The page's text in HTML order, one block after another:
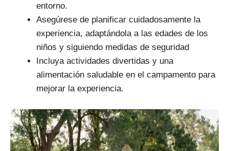
entorno.
Asegúrese de planificar cuidadosamente la
experiencia, adaptándola a las edades de los
niños y siguiendo medidas de seguridad
Incluya actividades divertidas y una
alimentación saludable en el campamento para
mejorar la experiencia.